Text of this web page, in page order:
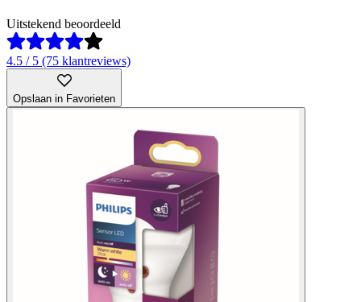
Uitstekend beoordeeld
4.5 / 5 (75 klantreviews)
Opslaan in Favorieten